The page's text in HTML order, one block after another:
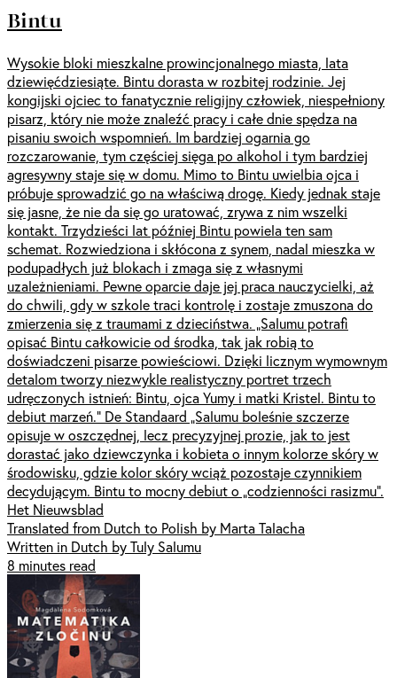
Bintu
Wysokie bloki mieszkalne prowincjonalnego miasta, lata
dziewięćdziesiąte. Bintu dorasta w rozbitej rodzinie. Jej
kongijski ojciec to fanatycznie religijny człowiek, niespełniony
pisarz, który nie może znaleźć pracy i całe dnie spędza na
pisaniu swoich wspomnień. Im bardziej ogarnia go
rozczarowanie, tym częściej sięga po alkohol i tym bardziej
agresywny staje się w domu. Mimo to Bintu uwielbia ojca i
próbuje sprowadzić go na właściwą drogę. Kiedy jednak staje
się jasne, że nie da się go uratować, zrywa z nim wszelki
kontakt. Trzydzieści lat później Bintu powiela ten sam
schemat. Rozwiedziona i skłócona z synem, nadal mieszka w
podupadłych już blokach i zmaga się z własnymi
uzależnieniami. Pewne oparcie daje jej praca nauczycielki, aż
do chwili, gdy w szkole traci kontrolę i zostaje zmuszona do
zmierzenia się z traumami z dzieciństwa. „Salumu potrafi
opisać Bintu całkowicie od środka, tak jak robią to
doświadczeni pisarze powieściowi. Dzięki licznym wymownym
detalom tworzy niezwykle realistyczny portret trzech
udręczonych istnień: Bintu, ojca Yumy i matki Kristel. Bintu to
debiut marzeń.” De Standaard „Salumu boleśnie szczerze
opisuje w oszczędnej, lecz precyzyjnej prozie, jak to jest
dorastać jako dziewczynka i kobieta o innym kolorze skóry w
środowisku, gdzie kolor skóry wciąż pozostaje czynnikiem
decydującym. Bintu to mocny debiut o „codzienności rasizmu”.
Het Nieuwsblad
Translated from Dutch to Polish by Marta Talacha
Written in Dutch by Tuly Salumu
8 minutes read